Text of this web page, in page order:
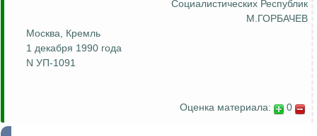
Социалистических Республик
М.ГОРБАЧЕВ
Москва, Кремль
1 декабря 1990 года
N УП-1091
Оценка материала: 0